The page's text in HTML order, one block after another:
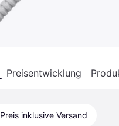
Preisentwicklung
Preis inklusive Versand